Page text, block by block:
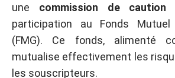
une commission de caution
participation au Fonds
(FMG). Ce fonds, alimenté
mutualise effectivement les
les souscripteurs.